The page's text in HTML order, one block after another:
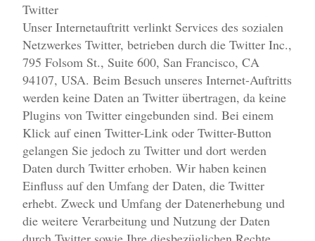
Twitter
Unser Internetauftritt verlinkt Services des sozialen
Netzwerkes Twitter, betrieben durch die Twitter Inc.,
795 Folsom St., Suite 600, San Francisco, CA
94107, USA. Beim Besuch unseres Internet-Auftritts
werden keine Daten an Twitter übertragen, da keine
Plugins von Twitter eingebunden sind. Bei einem
Klick auf einen Twitter-Link oder Twitter-Button
gelangen Sie jedoch zu Twitter und dort werden
Daten durch Twitter erhoben. Wir haben keinen
Einfluss auf den Umfang der Daten, die Twitter
erhebt. Zweck und Umfang der Datenerhebung und
die weitere Verarbeitung und Nutzung der Daten